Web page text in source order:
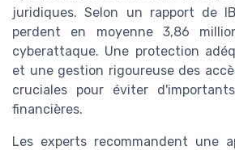
juridiques. Selon un rapport de
perdent en moyenne 3,86
cyberattaque. Une protection
et une gestion rigoureuse des
cruciales pour éviter
financières.
Les experts recommandent une